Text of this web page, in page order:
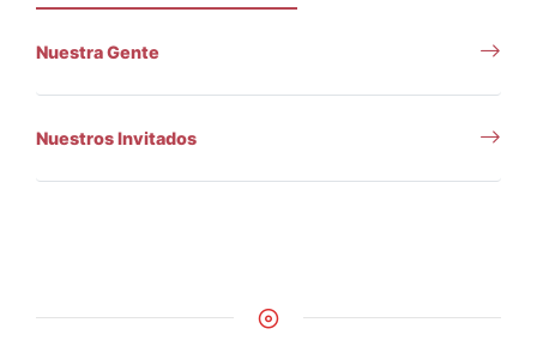
Nuestra Gente
Nuestros Invitados